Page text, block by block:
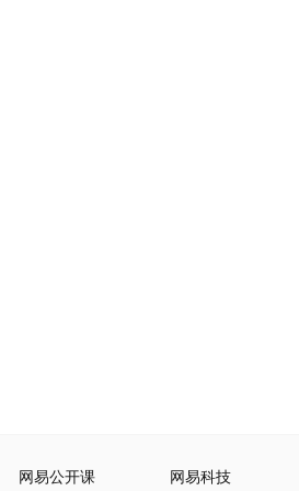
网易公开课 网易科技